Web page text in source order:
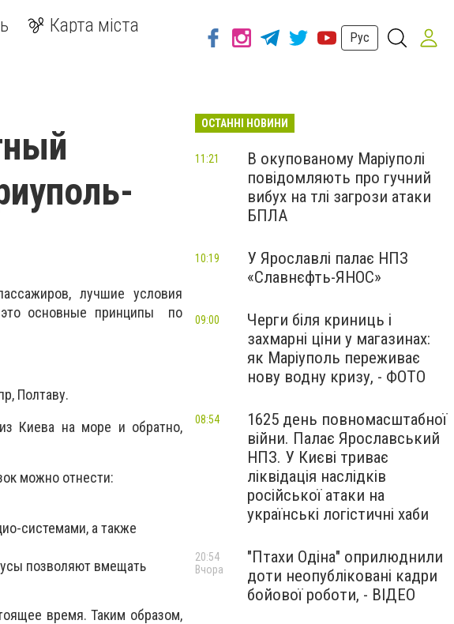
Карта міста
Рус
лучшие условия
это основные принципы по
Полтаву.
Киева на море и обратно,
можно отнести:
системами, а также
позволяют вмещать
время. Таким образом,
ОСТАННІ НОВИНИ
В окупованому Маріуполі
повідомляють про гучний
вибух на тлі загрози атаки
БПЛА
11:21
У Ярославлі палає НПЗ
«Славнєфть-ЯНОС»
10:19
Черги біля криниць і
захмарні ціни у магазинах:
як Маріуполь переживає
нову водну кризу, - ФОТО
09:00
1625 день повномасштабної
війни. Палає Ярославський
НПЗ. У Києві триває
ліквідація наслідків
російської атаки на
українські логістичні хаби
08:54
"Птахи Одіна" оприлюднили
доти неопубліковані кадри
бойової роботи, - ВІДЕО
20:54
Вчора